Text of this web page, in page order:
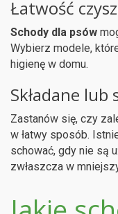
Łatwość
Schody dla psów
Wybierz modele,
higienę w domu.
Składane lub
Zastanów się, czy
w łatwy sposób.
schować, gdy nie są
zwłaszcza w